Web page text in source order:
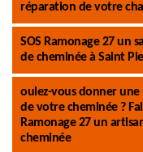
réparation de votre
SOS Ramonage 27 un
de cheminée à Saint
oulez-vous donner une
de votre cheminée ?
Ramonage 27 un
cheminée